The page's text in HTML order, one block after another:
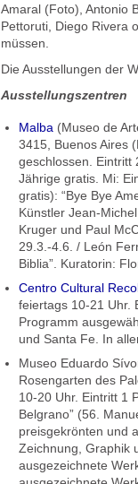
Amaral (Foto), Antonio
Pettoruti, Diego Rivera
müssen.
Die Ausstellungen der
Ausstellungszentren
Malba (Museo de
3415, Buenos Aires
geschlossen. Eintritt
Jährige gratis. Mi:
gratis): “Bye Bye
Künstler Jean-
Kruger und Paul
29.3.-4.6. / León
Biblia”. Kuratorin:
Centro Cultural
feiertags 10-21 Uhr.
Programm
und Santa Fe. In
Museo Eduardo
Rosengarten des
10-20 Uhr. Eintritt 1
Belgrano” (56.
preisgekrönten und
Zeichnung, Graphik
ausgezeichnete